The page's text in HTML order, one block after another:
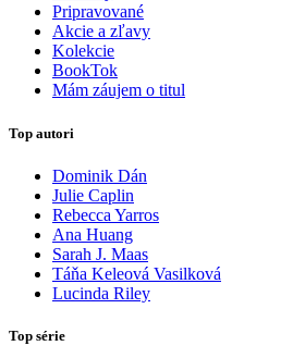
Pripravované
Akcie a zľavy
Kolekcie
BookTok
Mám záujem o titul
Top autori
Dominik Dán
Julie Caplin
Rebecca Yarros
Ana Huang
Sarah J. Maas
Táňa Keleová Vasilková
Lucinda Riley
Top série